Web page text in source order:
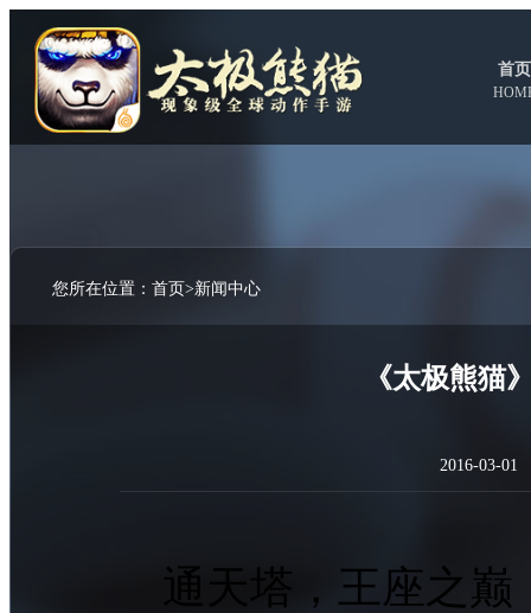
首页
您所在位置： 首页>新闻中心
《太极熊猫
2016-03-01
通天塔，王座之